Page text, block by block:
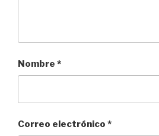
Nombre *
Correo electrónico *